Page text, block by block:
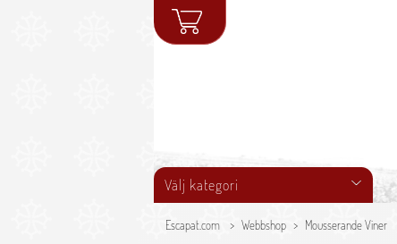
Välj kategori
Escapat.com Webbshop Mousserande Viner